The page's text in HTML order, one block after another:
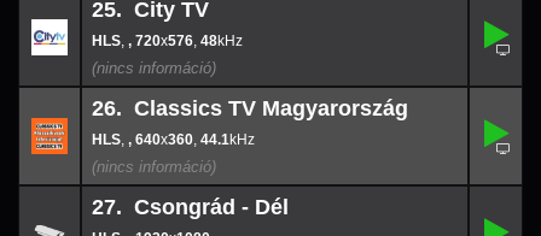
25.
25. City TV
, , 720x576, 48 x576
26.
26. Classics TV Magyarország
, , 640x360, 44.1 x360
44.1
27. Csongrád - Dél
,